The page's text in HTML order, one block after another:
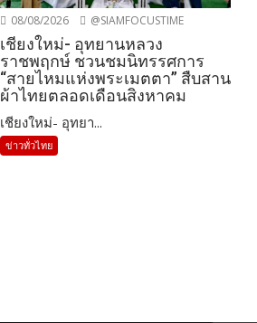
08/08/2026 @SIAMFOCUSTIME
เชียงใหม่- อุทยานหลวง
ราชพฤกษ์ ชวนชมนิทรรศการ
“สายไหมแห่งพระเมตตา” สืบสาน
ผ้าไทยตลอดเดือนสิงหาคม
เชียงใหม่- อุทยา...
ข่าวทั่วไทย